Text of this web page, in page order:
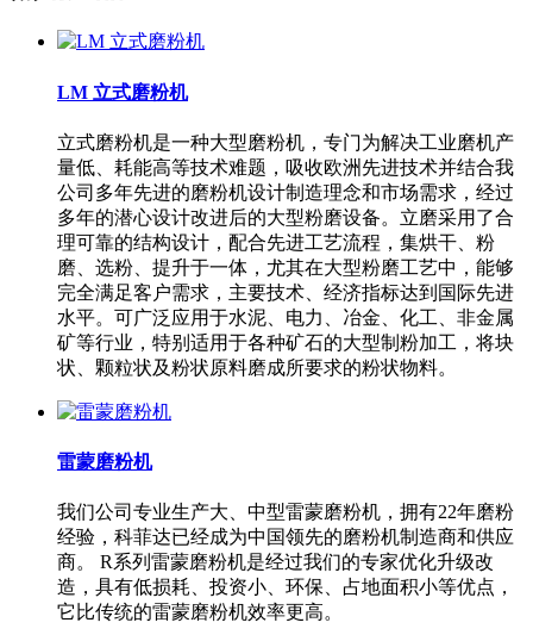
LM 立式磨粉机
立式磨粉机是一种大型磨粉机，专门为解决工业磨机产
量低、耗能高等技术难题，吸收欧洲先进技术并结合我
公司多年先进的磨粉机设计制造理念和市场需求，经过
多年的潜心设计改进后的大型粉磨设备。立磨采用了合
理可靠的结构设计，配合先进工艺流程，集烘干、粉
磨、选粉、提升于一体，尤其在大型粉磨工艺中，能够
完全满足客户需求，主要技术、经济指标达到国际先进
水平。可广泛应用于水泥、电力、冶金、化工、非金属
矿等行业，特别适用于各种矿石的大型制粉加工，将块
状、颗粒状及粉状原料磨成所要求的粉状物料。
雷蒙磨粉机
我们公司专业生产大、中型雷蒙磨粉机，拥有22年磨粉
经验，科菲达已经成为中国领先的磨粉机制造商和供应
商。 R系列雷蒙磨粉机是经过我们的专家优化升级改
造，具有低损耗、投资小、环保、占地面积小等优点，
它比传统的雷蒙磨粉机效率更高。